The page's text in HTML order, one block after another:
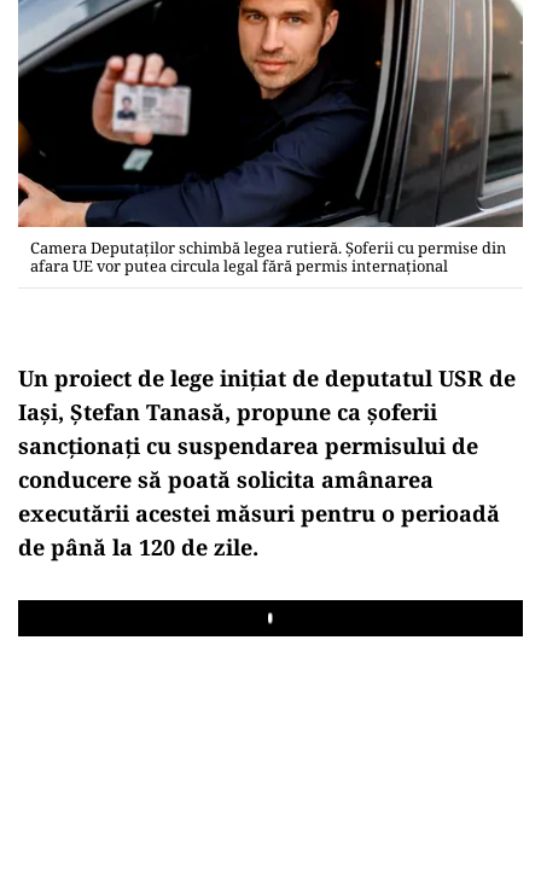
Camera Deputaților schimbă legea rutieră. Şoferii cu permise din
afara UE vor putea circula legal fără permis internațional
Un proiect de lege inițiat de deputatul USR de
Iași, Ștefan Tanasă, propune ca șoferii
sancționați cu suspendarea permisului de
conducere să poată solicita amânarea
executării acestei măsuri pentru o perioadă
de până la 120 de zile.
Play